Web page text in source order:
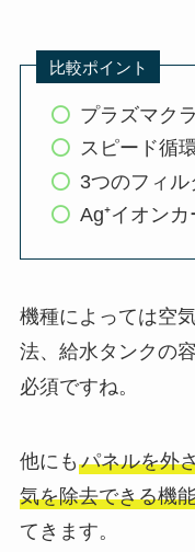
比較ポイント
プラズマク
スピード循
3つのフィル
Ag⁺イオン
機種によっては空
法、給水タンクの
必須ですね。
他にも パネルを外
気を除去できる機
てきます。